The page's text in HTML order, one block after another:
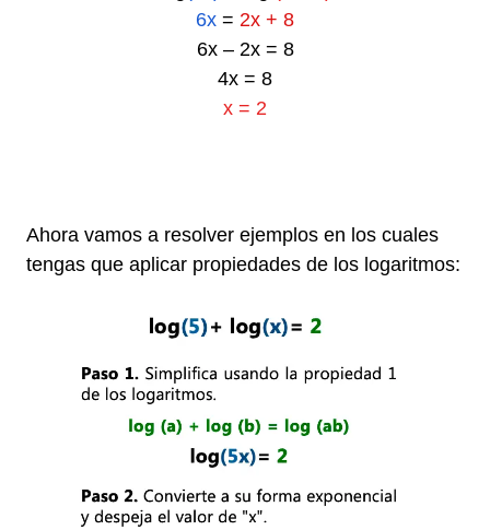
6x = 2x + 8
6x – 2x = 8
4x = 8
x = 2
Ahora vamos a resolver ejemplos en los cuales
tengas que aplicar propiedades de los logaritmos: